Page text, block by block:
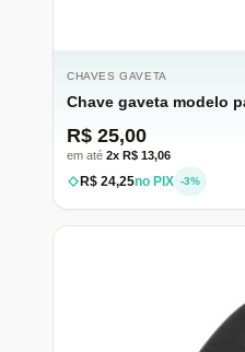
CHAVES GAVETA
Chave gaveta modelo
R$ 25,00
em até 2x R$ 13,06
R$ 24,25no PIX -3%